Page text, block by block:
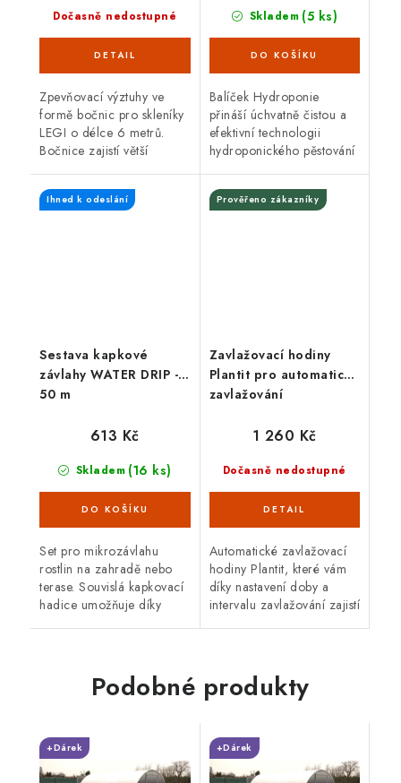
Dočasně nedostupné
Zpevňovací výztuhy ve
formě bočnic pro skleníky
LEGI o délce 6 metrů.
Bočnice zajistí větší
konstrukce nejen proti
sněhové zátěži. Výztuhy
Skladem (5 ks)
Balíček Hydroponie
přináší úchvatně čistou a
efektivní technologii
hydroponického pěstování
začátečníka. Chytrá
výbava v tomto balíčku
Sestava kapkové
závlahy WATER DRIP -
50 m
Ihned k odeslání
Skladem (16 ks)
613 Kč
Set pro mikrozávlahu
rostlin na zahradě nebo
terase. Souvislá kapkovací
hadice umožňuje díky
zavlažovači. Ideální jak
Zavlažovací hodiny
Plantit pro automatické
zavlažování
Prověřeno zákazníky
Dočasně nedostupné
1 260 Kč
Automatické zavlažovací
hodiny Plantit, které vám
díky nastavení doby a
intervalu zavlažování zajistí
Podobné produkty
+Dárek +Dárek